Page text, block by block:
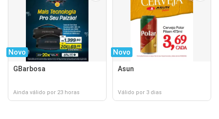
Novo
GBarbosa
Ainda válido por 23 horas
Novo
Asun
Válido por 3 dias